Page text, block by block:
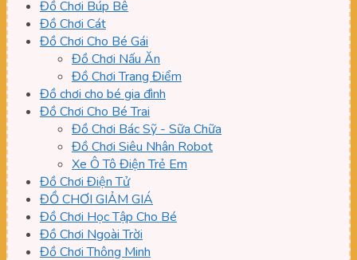
Đồ Chơi Búp Bê
Đồ Chơi Cát
Đồ Chơi Cho Bé Gái
Đồ Chơi Nấu Ăn
Đồ Chơi Trang Điểm
Đồ chơi cho bé gia đình
Đồ Chơi Cho Bé Trai
Đồ Chơi Bác Sỹ - Sữa Chữa
Đồ Chơi Siêu Nhân Robot
Xe Ô Tô Điện Trẻ Em
Đồ Chơi Điện Tử
ĐỒ CHƠI GIẢM GIÁ
Đồ Chơi Học Tập Cho Bé
Đồ Chơi Ngoài Trời
Đồ Chơi Thông Minh